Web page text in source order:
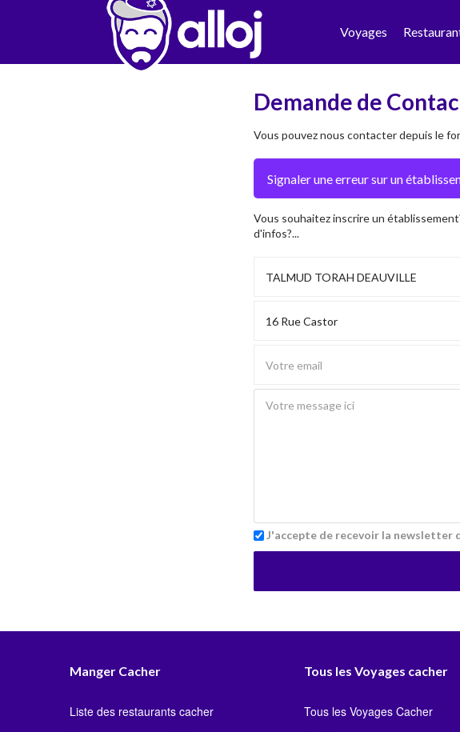
Voyages
Demande de
Vous pouvez nous contacter depuis le
Vous souhaitez inscrire un
d'infos?...
J'accepte de recevoir la newsletter
Manger Cacher
Liste des restaurants cacher
Tous les Voyages cacher
Tous les Voyages Cacher